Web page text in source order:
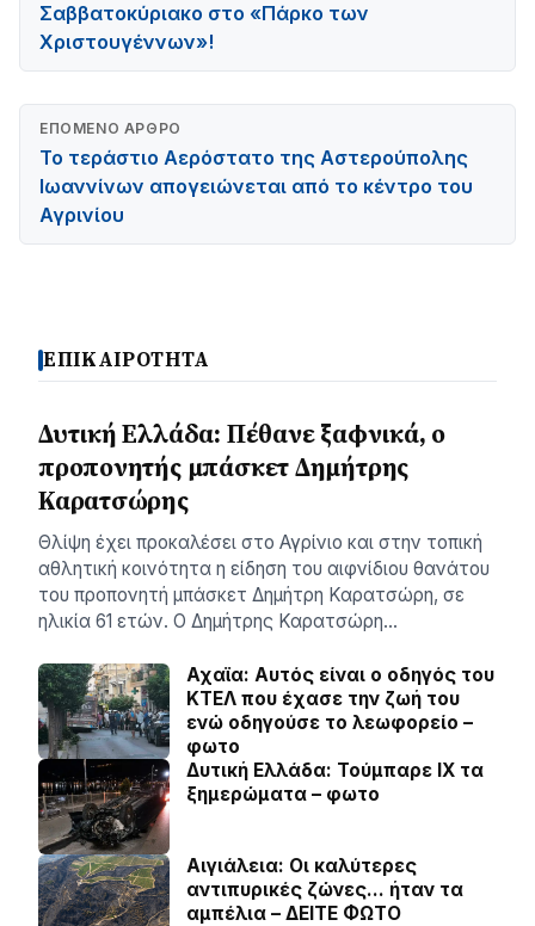
Σαββατοκύριακο στο «Πάρκο των
Χριστουγέννων»!
ΕΠΌΜΕΝΟ ΆΡΘΡΟ
Το τεράστιο Αερόστατο της Αστερούπολης
Ιωαννίνων απογειώνεται από το κέντρο του
Αγρινίου
ΕΠΙΚΑΙΡΟΤΗΤΑ
Δυτική Ελλάδα: Πέθανε ξαφνικά, ο
προπονητής μπάσκετ Δημήτρης
Καρατσώρης
Θλίψη έχει προκαλέσει στο Αγρίνιο και στην τοπική
αθλητική κοινότητα η είδηση του αιφνίδιου θανάτου
του προπονητή μπάσκετ Δημήτρη Καρατσώρη, σε
ηλικία 61 ετών. Ο Δημήτρης Καρατσώρη…
Αχαϊα: Αυτός είναι ο οδηγός του
ΚΤΕΛ που έχασε την ζωή του
ενώ οδηγούσε το λεωφορείο –
φωτο
Δυτική Ελλάδα: Τούμπαρε ΙΧ τα
ξημερώματα – φωτο
Αιγιάλεια: Οι καλύτερες
αντιπυρικές ζώνες… ήταν τα
αμπέλια – ΔΕΙΤΕ ΦΩΤΟ